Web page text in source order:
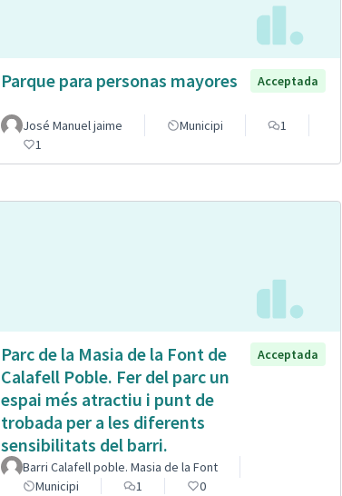
Parque para personas mayores Acceptada
José Manuel jaime Municipi
1
1
Parc de la Masia de la Font de
Calafell Poble. Fer del parc un
espai més atractiu i punt de
trobada per a les diferents
sensibilitats del barri.
Acceptada
Barri Calafell poble. Masia de la Font
Municipi
1 0